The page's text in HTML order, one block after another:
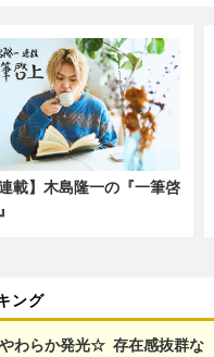
連載】木島隆一の『一筆啓
ング
わらか発光☆ 存在感抜群な